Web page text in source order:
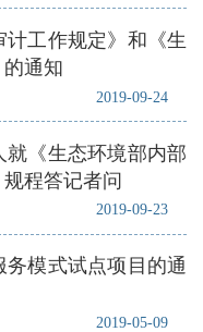
2019-09-24
工作规定》和《生
通知
2019-09-23
《生态环境部内部
程答记者问
2019-05-09
模式试点项目的通